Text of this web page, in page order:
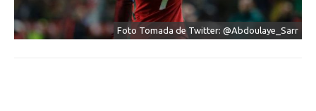
Foto Tomada de Twitter: @Abdoulaye_Sarr